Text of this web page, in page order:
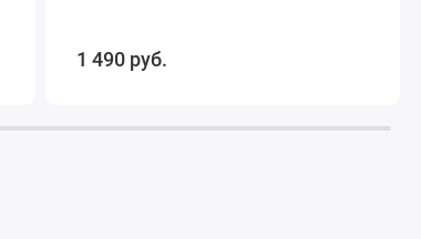
1 490 руб.